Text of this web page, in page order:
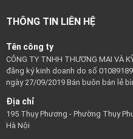
THÔNG TIN LIÊN HỆ
Tên công ty
CÔNG TY TNHH THƯƠNG MẠI VÀ
đăng ký kinh doanh do số
ngày 27/09/2019 Bán buôn bán lẻ
Địa chỉ
195 Thụy Phương - Phường Thụy
Hà Nội